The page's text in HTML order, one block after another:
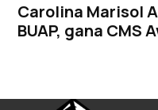
Carolina Marisol
BUAP, gana CMS